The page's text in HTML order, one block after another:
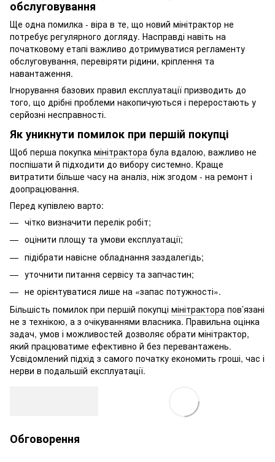
обслуговування
Ще одна помилка - віра в те, що новий мінітрактор не
потребує регулярного догляду. Насправді навіть на
початковому етапі важливо дотримуватися регламенту
обслуговування, перевіряти рідини, кріплення та
навантаження.
Ігнорування базових правил експлуатації призводить до
того, що дрібні проблеми накопичуються і переростають у
серйозні несправності.
Як уникнути помилок при першій покупці
Щоб перша покупка мінітрактора була вдалою, важливо не
поспішати й підходити до вибору системно. Краще
витратити більше часу на аналіз, ніж згодом - на ремонт і
доопрацювання.
Перед купівлею варто:
чітко визначити перелік робіт;
оцінити площу та умови експлуатації;
підібрати навісне обладнання заздалегідь;
уточнити питання сервісу та запчастин;
не орієнтуватися лише на «запас потужності».
Більшість помилок при першій покупці мінітрактора пов’язані
не з технікою, а з очікуваннями власника. Правильна оцінка
задач, умов і можливостей дозволяє обрати мінітрактор,
який працюватиме ефективно й без перевантажень.
Усвідомлений підхід з самого початку економить гроші, час і
нерви в подальшій експлуатації.
Обговорення